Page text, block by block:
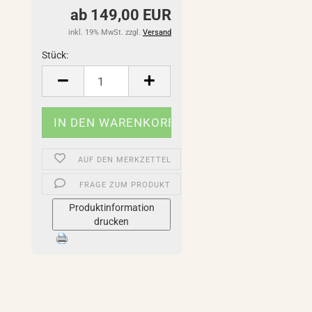
ab 149,00 EUR
inkl. 19% MwSt. zzgl. Versand
Stück:
Stück
AUF DEN MERKZETTEL
FRAGE ZUM PRODUKT
Produktinformation
drucken